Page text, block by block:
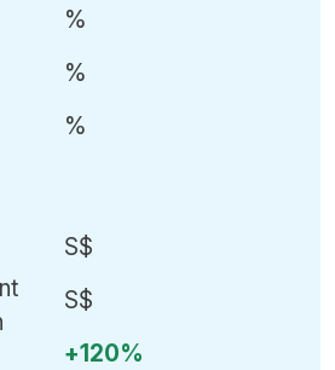
%
%
%
S$
S$
+120%